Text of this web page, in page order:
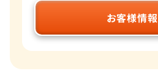
お客様情